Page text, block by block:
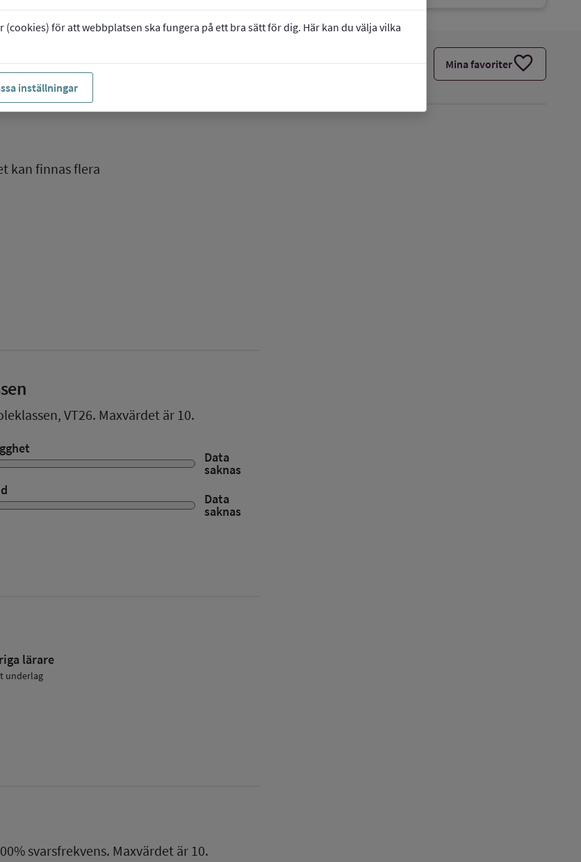
för att webbplatsen ska fungera på ett bra sätt för dig. Här kan du välja vilka
inställningar
Mina favoriterfavorite
kan finnas flera
VT26. Maxvärdet är 10.
Data
saknas
Data
saknas
lärare
underlag
svarsfrekvens. Maxvärdet är 10.